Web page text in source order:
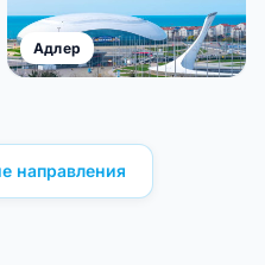
Адлер
направления